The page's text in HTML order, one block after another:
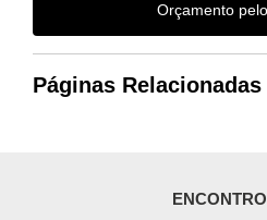
Orçamento
Páginas Relacionadas